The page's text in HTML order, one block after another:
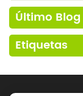
Último Blog
Etiquetas